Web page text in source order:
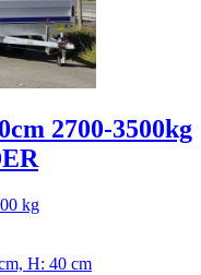
2700-3500kg
kg
H: 40 cm